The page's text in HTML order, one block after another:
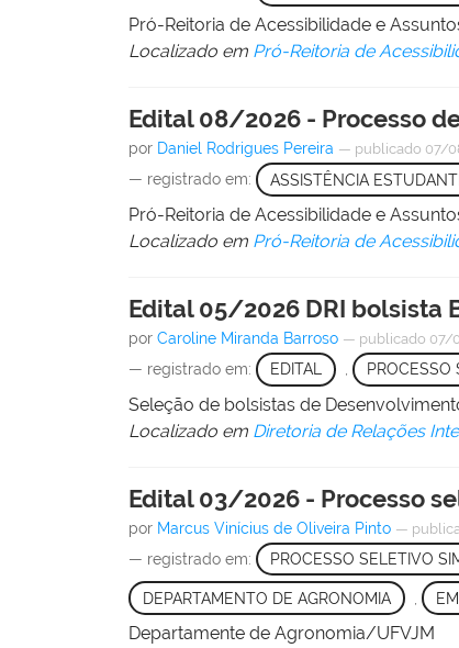
Pró-Reitoria de Acessibilidade e
Localizado em Pró-Reitoria de
Edital 08/2026 - Processo
por Daniel Rodrigues Pereira — publicado 07/
— registrado em: ASSISTÊNCIA
Pró-Reitoria de Acessibilidade e
Localizado em Pró-Reitoria de
Edital 05/2026 DRI bolsista
porCaroline Miranda Barroso — publicado 07/
— registrado em: EDITAL , PROCESSO
Seleção de bolsistas de
Localizado em Diretoria de Relações
Edital 03/2026 - Processo
por Marcus Vinícius de Oliveira Pinto —
— registrado em: PROCESSO SELETIVO
DEPARTAMENTO DE AGRONOMIA
Departamente de Agronomia/UFVJM